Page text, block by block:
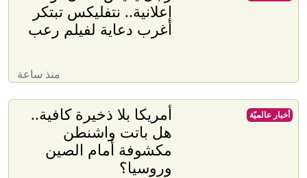
إعلانية.. نتفليكس تبتكر
أغرب دعاية لفيلم رعب
منذ ساعة
أمريكا بلا ذخيرة كافية..
هل باتت واشنطن
مكشوفة أمام الصين
وروسيا؟
أخبار عالميّة